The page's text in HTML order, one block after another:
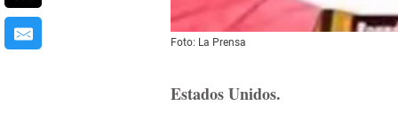
Foto: La Prensa
Estados Unidos.